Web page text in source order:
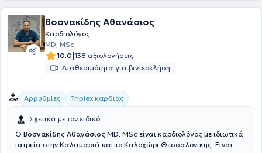
Βοσνακίδης Αθανάσιος
Καρδιολόγος
MD, MSc
10.0|138 αξιολογήσεις
Διαθεσιμότητα για βιντεοκλήση
Αρρυθμίες Triplex καρδιάς
Σχετικά με τον ειδικό
Ο Βοσνακίδης Αθανάσιος MD, MSc είναι καρδιολόγος με ιδιωτικά
ιατρεία στην Καλαμαριά και το Καλοχώρι Θεσσαλονίκης. Είναι